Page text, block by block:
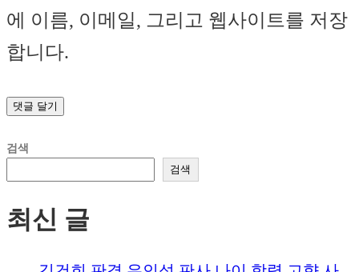
에 이름, 이메일, 그리고 웹사이트를 저장
합니다.
검색
검색
최신 글